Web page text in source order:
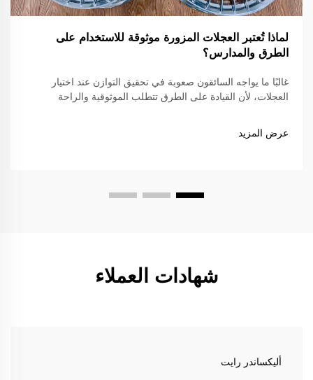
لماذا تُعتبر العجلات المزورة موثوقة للاستخدام على
الطرق والمدارس؟
غالبًا ما يواجه السائقون صعوبة في تحقيق التوازن عند اختيار
العجلات، لأن القيادة على الطرق تتطلب الموثوقية والراحة
تتطلب خفة شديدة وقوة ودقة عالية. العجلات المطروقة...
عرض المزيد
شهادات العملاء
أليكساندر رايت